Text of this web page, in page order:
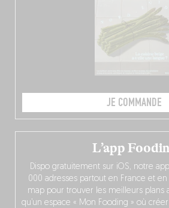
JE COMMANDE
L’app
Dispo gratuitement sur iOS, notre
000 adresses partout en France et
map pour trouver les meilleurs plans
qu’un espace « Mon Fooding » où